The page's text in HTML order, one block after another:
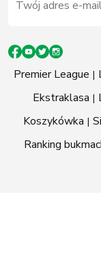
Premier League
Ekstraklasa
Koszykówka
Ranking